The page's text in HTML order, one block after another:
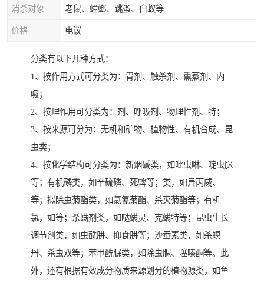
消杀对象 老鼠、蟑螂、跳蚤、白蚁等
价格 电议
分类有以下几种方式：
1、按作用方式可分类为：胃剂、触杀剂、熏蒸剂、内
吸；
2、按理作用可分类为：剂、呼吸剂、物理性剂、特；
3、按来源可分为：无机和矿物、植物性、有机合成、昆
虫类；
4、按化学结构可分类为：新烟碱类，如吡虫啉、啶虫脒
等；有机磷类，如辛硫磷、死蜱等；类，如异丙威、
等；拟除虫菊酯类，如氯氰菊酯、杀灭菊酯等；有机
氯，如等；杀螨剂类，如哒螨灵、克螨特等；昆虫生长
调节剂类，如虫酰肼、抑食肼等；沙蚕素类，如杀螟
丹、杀虫双等；苯甲酰脲类，如除虫脲、噻嗪酮等。此
外，还有根据有效成分物质来源划分的植物源类，如鱼